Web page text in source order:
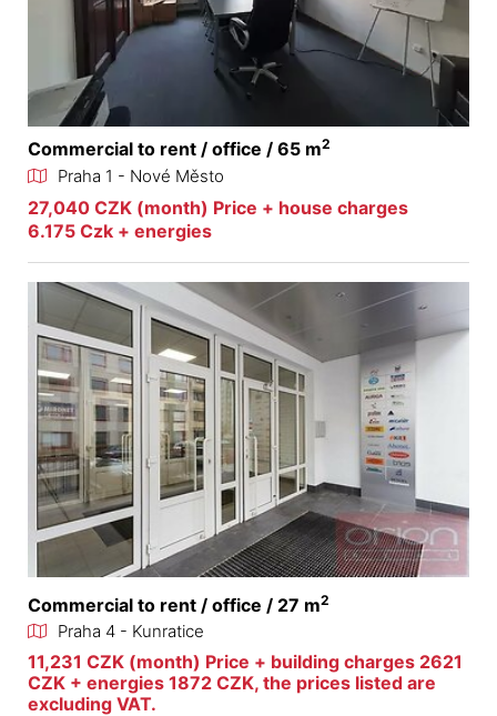
Commercial to rent / office / 65 m2
Praha 1 - Nové Město
27,040 CZK (month) Price + house charges
6.175 Czk + energies
Commercial to rent / office / 27 m2
Praha 4 - Kunratice
11,231 CZK (month) Price + building charges 2621
CZK + energies 1872 CZK, the prices listed are
excluding VAT.